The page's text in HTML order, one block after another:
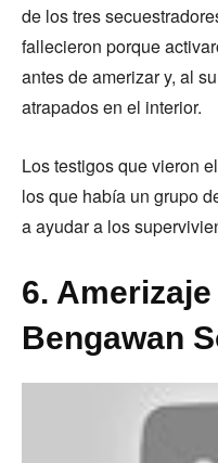
de los tres
fallecieron porque
antes de amerizar y, al
atrapados en el interior.
Los testigos que vieron
los que había un grupo
a ayudar a los
6.
Bengawan